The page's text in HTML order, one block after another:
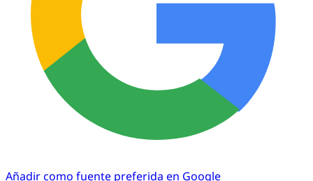
Añadir como fuente preferida en Google